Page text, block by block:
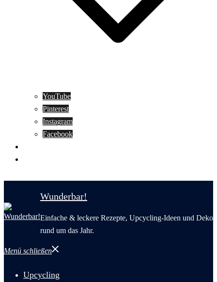
YouTube
Pinterest
Instagram
Facebook
Wunderbar!
Einfache & leckere Rezepte, Upcycling-Ideen und Deko
rund um das Jahr.
Menü schließen
Upcycling